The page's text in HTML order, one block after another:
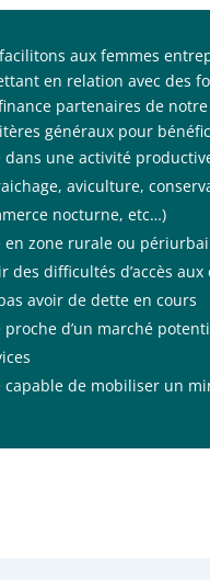
aux femmes
en relation avec des
partenaires de
généraux pour
dans une activité
aviculture,
nocturne, etc…)
en zone rurale ou
des difficultés d’accès
avoir de dette en cours
proche d’un marché
capable de mobiliser un